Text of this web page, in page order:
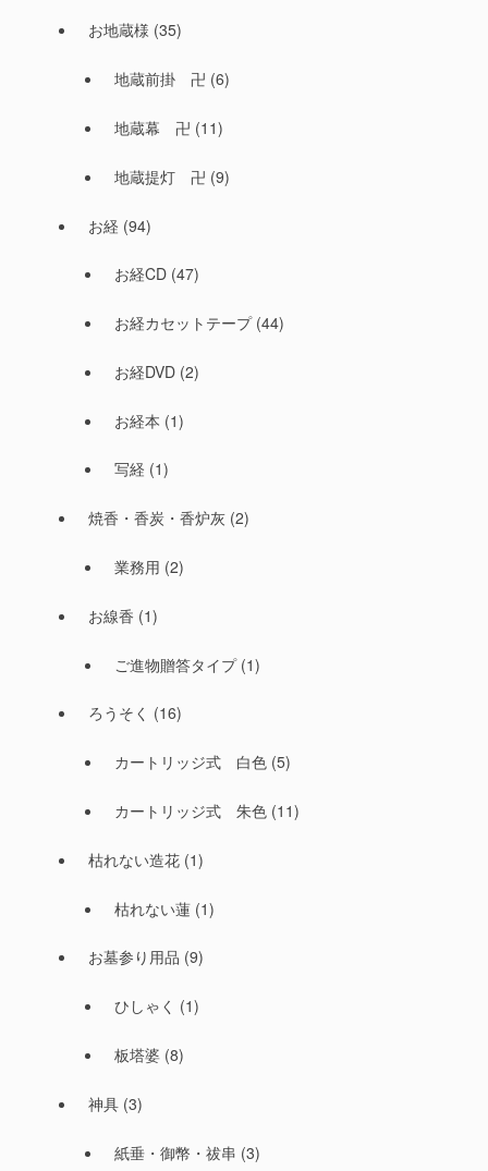
お地蔵様 (35)
地蔵前掛 卍 (6)
地蔵幕 卍 (11)
地蔵提灯 卍 (9)
お経 (94)
お経CD(47)
お経カセットテープ(44)
お経DVD(2)
お経本 (1)
写経 (1)
焼香・香炭・香炉灰 (2)
業務用 (2)
お線香 (1)
ご進物贈答タイプ(1)
ろうそく (16)
カートリッジ式 白色(5)
カートリッジ式 朱色(11)
枯れない造花 (1)
枯れない蓮(1)
お墓参り用品 (9)
ひしゃく (1)
板塔婆(8)
神具 (3)
紙垂・御幣・祓串 (3)